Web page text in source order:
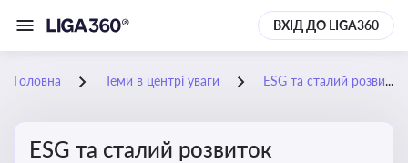
ВХІД ДО LIGA360
Головна Теми в центрі уваги ESG та сталий розвиток
ESG та сталий розвиток